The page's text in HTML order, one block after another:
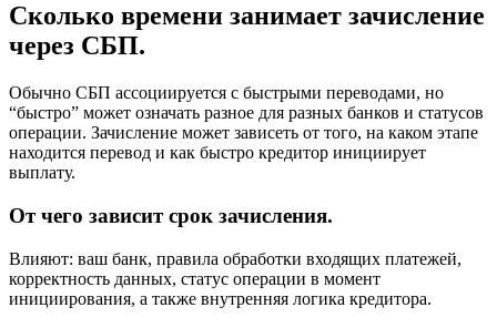
Сколько времени занимает зачисление
через СБП.
Обычно СБП ассоциируется с быстрыми переводами, но
“быстро” может означать разное для разных банков и статусов
операции. Зачисление может зависеть от того, на каком этапе
находится перевод и как быстро кредитор инициирует
выплату.
От чего зависит срок зачисления.
Влияют: ваш банк, правила обработки входящих платежей,
корректность данных, статус операции в момент
инициирования, а также внутренняя логика кредитора.